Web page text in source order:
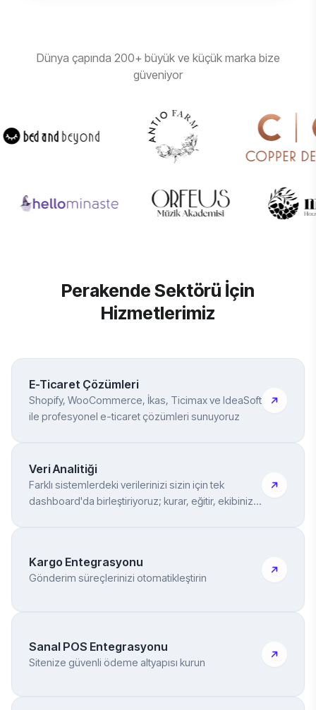
Dünya çapında 200+ büyük ve küçük marka bize
güveniyor
Perakende Sektörü İçin
Hizmetlerimiz
E-Ticaret Çözümleri
Shopify, WooCommerce, İkas, Ticimax ve IdeaSoft
ile profesyonel e-ticaret çözümleri sunuyoruz
Veri Analitiği
Farklı sistemlerdeki verilerinizi sizin için tek
dashboard'da birleştiriyoruz; kurar, eğitir, ekibinize
Kargo Entegrasyonu
Gönderim süreçlerinizi otomatikleştirin
Sanal POS Entegrasyonu
Sitenize güvenli ödeme altyapısı kurun